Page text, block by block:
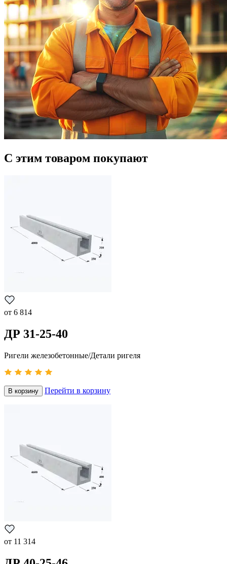
С этим товаром покупают
от 6 814
ДР 31-25-40
Ригели железобетонные/Детали ригеля
В корзину Перейти в корзину
от 11 314